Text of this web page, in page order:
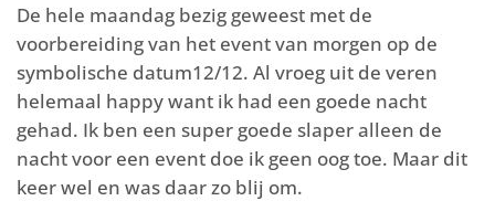
De hele maandag bezig geweest met de
voorbereiding van het event van morgen op de
symbolische datum12/12. Al vroeg uit de veren
helemaal happy want ik had een goede nacht
gehad. Ik ben een super goede slaper alleen de
nacht voor een event doe ik geen oog toe. Maar dit
keer wel en was daar zo blij om.